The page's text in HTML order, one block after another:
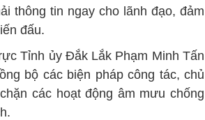
thông tin ngay cho lãnh đạo, đảm
đấu.
Tỉnh ủy Đắk Lắk Phạm Minh Tấn
bộ các biện pháp công tác, chủ
các hoạt động âm mưu chống